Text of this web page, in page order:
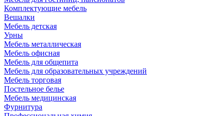
Комплектующие мебель
Вешалки
Мебель детская
Урны
Мебель металлическая
Мебель офисная
Мебель для общепита
Мебель для образовательных учреждений
Мебель торговая
Постельное белье
Мебель медицинская
Фурнитура